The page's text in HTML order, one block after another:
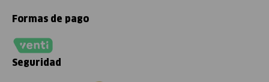
Formas de pago
Seguridad